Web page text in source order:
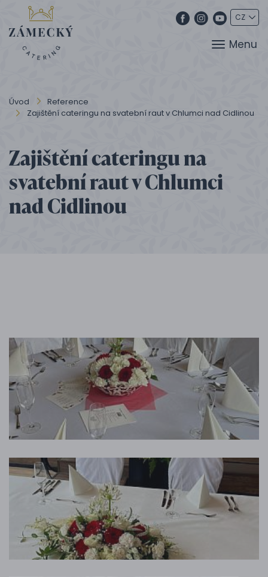
Menu
Úvod
Reference
Zajištění cateringu na svatební raut v Chlumci nad Cidlinou
Zajištění cateringu na
svatební raut v Chlumci
nad Cidlinou